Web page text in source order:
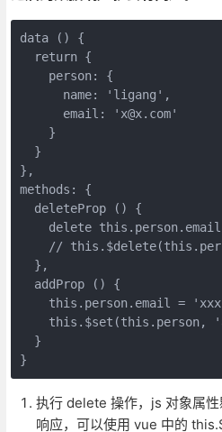
data () {
  return {
    person: {
      name: 'ligang',
      email: 'x@x.com'
    }
  }
},
methods: {
  deleteProp () {
    delete this.person.email
//
  },
  addProp () {
this.person.email =
this.$set(this.person,
  }
}
执行 delete 操作，js 对象属
响应，可以使用 vue 中的